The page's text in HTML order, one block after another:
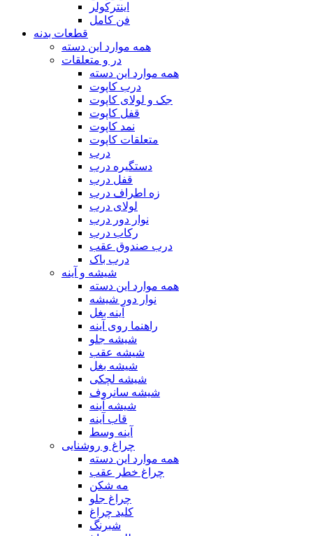
اینترکولر
فن کامل
قطعات بدنه
همه موارد این دسته
در و متعلقات
همه موارد این دسته
درب کاپوت
جک و لولای کاپوت
قفل کاپوت
نمد کاپوت
متعلقات کاپوت
درب
دستگیره درب
قفل درب
زه اطراف درب
لولای درب
نوار دور درب
رکاب درب
درب صندوق عقب
درب باک
شیشه و آینه
همه موارد این دسته
نوار دور شیشه
آینه بغل
راهنما روی آینه
شیشه جلو
شیشه عقب
شیشه بغل
شیشه لچکی
شیشه سانروف
شیشه آینه
قاب آینه
آینه وسط
چراغ و روشنایی
همه موارد این دسته
چراغ خطر عقب
مه شکن
چراغ جلو
کلید چراغ
شبرنگ